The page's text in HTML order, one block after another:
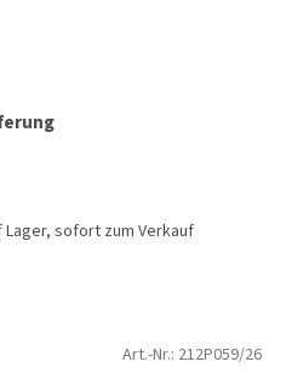
Lager, sofort zum Verkauf
Art.-Nr.: 212P059/26